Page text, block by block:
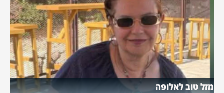
מזל טוב לאלופה